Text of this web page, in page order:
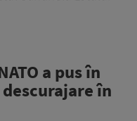
a pus în
în